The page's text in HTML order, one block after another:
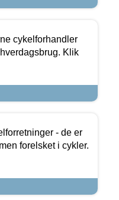
cykelforhandler
Klik
- de er
forelsket i cykler.